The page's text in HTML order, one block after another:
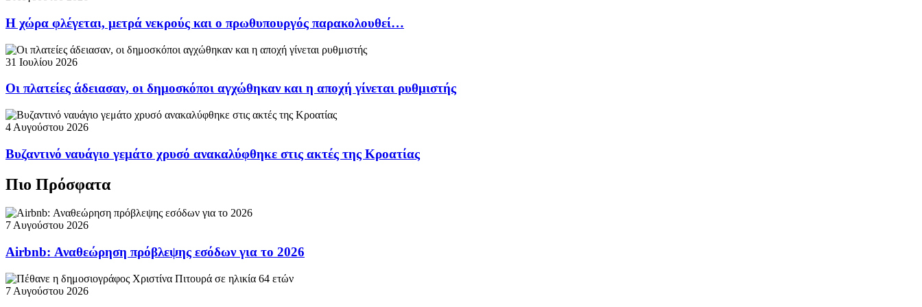
Η χώρα φλέγεται, μετρά νεκρούς και ο πρωθυπουργός παρακολουθεί…
31 Ιουλίου 2026
Οι πλατείες άδειασαν, οι δημοσκόποι αγχώθηκαν και η αποχή γίνεται ρυθμιστής
4 Αυγούστου 2026
Βυζαντινό ναυάγιο γεμάτο χρυσό ανακαλύφθηκε στις ακτές της Κροατίας
Πιο Πρόσφατα
7 Αυγούστου 2026
Airbnb: Αναθεώρηση πρόβλεψης εσόδων για το 2026
7 Αυγούστου 2026